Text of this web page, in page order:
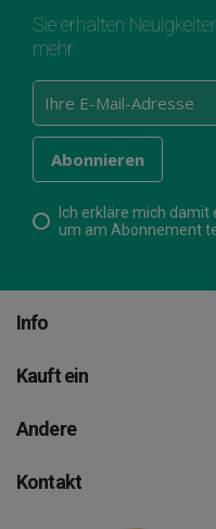
Sie erhalten
mehr.
Ich erkläre mich
um am Abonnement
Info
Kauft ein
Andere
Kontakt